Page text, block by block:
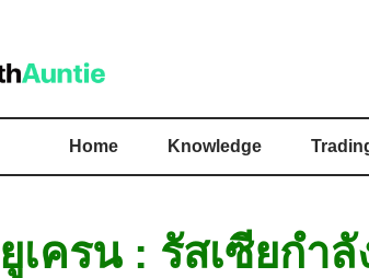
Home Knowledge
เครน : รัสเซียกำ